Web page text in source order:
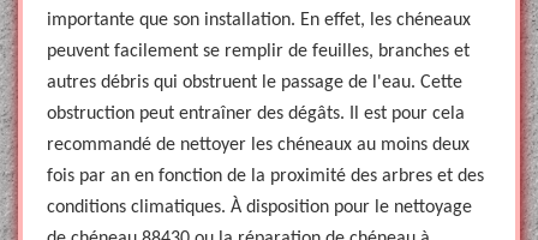
importante que son installation. En effet, les chéneaux
peuvent facilement se remplir de feuilles, branches et
autres débris qui obstruent le passage de l'eau. Cette
obstruction peut entraîner des dégâts. Il est pour cela
recommandé de nettoyer les chéneaux au moins deux
fois par an en fonction de la proximité des arbres et des
conditions climatiques. À disposition pour le nettoyage